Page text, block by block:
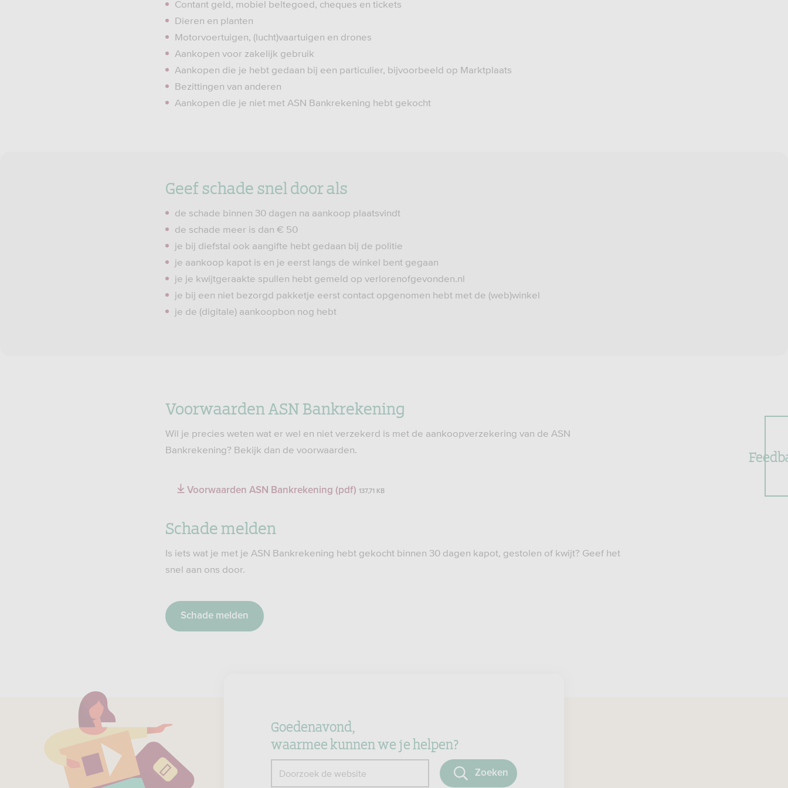
Contant geld, mobiel beltegoed, cheques en tickets
Dieren en planten
Motorvoertuigen, (lucht)vaartuigen en drones
Aankopen voor zakelijk gebruik
Aankopen die je hebt gedaan bij een particulier, bijvoorbeeld op Marktplaats
Bezittingen van anderen
Aankopen die je niet met ASN Bankrekening hebt gekocht
Geef schade snel door als
de schade binnen 30 dagen na aankoop plaatsvindt
de schade meer is dan € 50
je bij diefstal ook aangifte hebt gedaan bij de politie
je aankoop kapot is en je eerst langs de winkel bent gegaan
je je kwijtgeraakte spullen hebt gemeld op verlorenofgevonden.nl
je bij een niet bezorgd pakketje eerst contact opgenomen hebt met de (web)winkel
je de (digitale) aankoopbon nog hebt
Voorwaarden ASN Bankrekening
Wil je precies weten wat er wel en niet verzekerd is met de aankoopverzekering van de ASN
Bankrekening? Bekijk dan de voorwaarden.
Voorwaarden ASN Bankrekening (pdf) 137,71 KB
Schade melden
Is iets wat je met je ASN Bankrekening hebt gekocht binnen 30 dagen kapot, gestolen of kwijt? Geef het
snel aan ons door.
Schade melden
Goedenavond,
waarmee kunnen we je helpen?
Doorzoek de website
Zoeken